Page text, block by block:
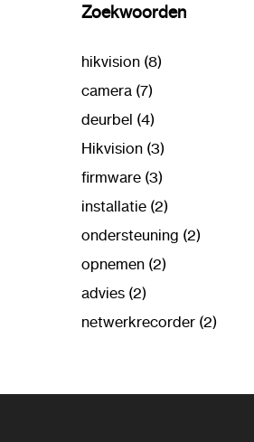
Zoekwoorden
hikvision (8)
camera (7)
deurbel (4)
Hikvision (3)
firmware (3)
installatie (2)
ondersteuning (2)
opnemen (2)
advies (2)
netwerkrecorder (2)